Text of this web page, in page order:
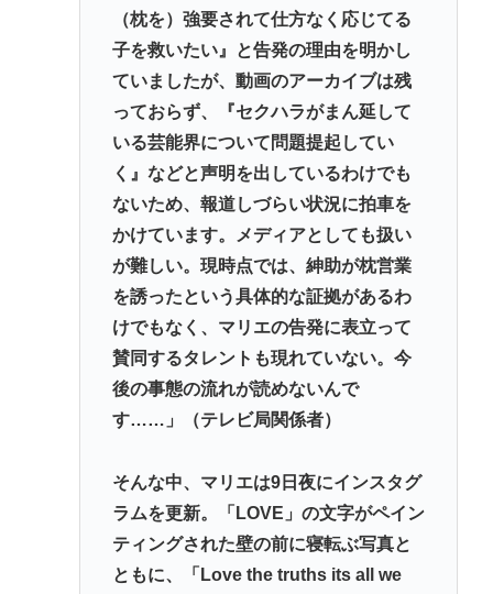
（枕を）強要されて仕方なく応じてる
子を救いたい』と告発の理由を明かし
ていましたが、動画のアーカイブは残
っておらず、『セクハラがまん延して
いる芸能界について問題提起してい
く』などと声明を出しているわけでも
ないため、報道しづらい状況に拍車を
かけています。メディアとしても扱い
が難しい。現時点では、紳助が枕営業
を誘ったという具体的な証拠があるわ
けでもなく、マリエの告発に表立って
賛同するタレントも現れていない。今
後の事態の流れが読めないんで
す……」（テレビ局関係者）
そんな中、マリエは9日夜にインスタグ
ラムを更新。「LOVE」の文字がペイン
ティングされた壁の前に寝転ぶ写真と
ともに、「Love the truths its all we